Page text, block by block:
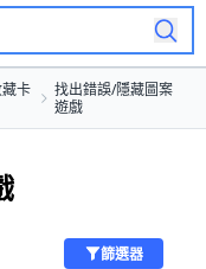
卡
找出錯誤/隱藏圖案
遊戲
篩選器